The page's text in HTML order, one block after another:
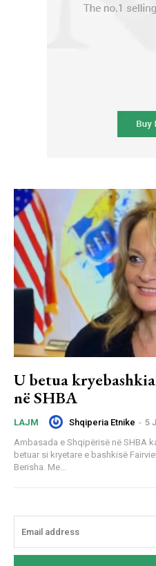
U betua
në SHBA
LAJM Shqiperia Etnike - 5
Ambasada e Shqipërisë në SHBA
betuar si kryetare e bashkisë Fairview, në New
Berisha. Me...